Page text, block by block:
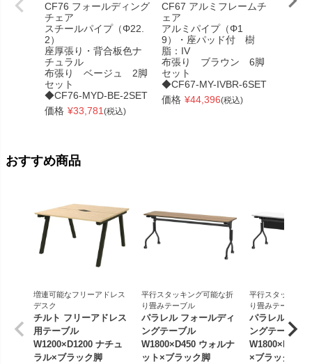
CF76 フォールディング
チェア
スチールパイプ（Φ22.
2）
座厚張り・背合板色ナ
チュラル
布張り ベージュ 2脚
セット
◆CF76-MYD-BE-2SET
価格 ¥33,781(税込)
CF67 アルミフレームチ
ェア
アルミパイプ（Φ1
9）・座パッド付 樹
脂：IV
布張り ブラウン 6脚
セット
◆CF67-MY-IVBR-6SET
価格 ¥44,396(税込)
CF76
おすすめ商品
増連可能なフリーアドレス
デスク
チルト フリーアドレス
用テーブル
W1200×D1200 ナチュ
ラル×ブラック脚
平行スタッキング可能な折
り畳みテーブル
パラレル フォールディ
ングテーブル
W1800×D450 ウォルナ
ット×ブラック脚
平行スタッキン
り畳みテーブル
パラレル フォ
ングテーブル
W1800×D450
×ブラック脚